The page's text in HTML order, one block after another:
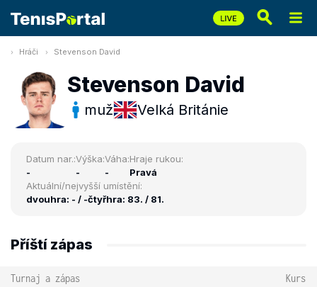
Hráči Stevenson David
Stevenson David
muž Velká Británie
Datum nar.:
-
Výška:
-
Váha:
-
Hraje rukou:
Pravá
Aktuální/nejvyšší umístění:
dvouhra: - / -čtyřhra: 83. / 81.
Příští zápas
Turnaj a zápas Kurs